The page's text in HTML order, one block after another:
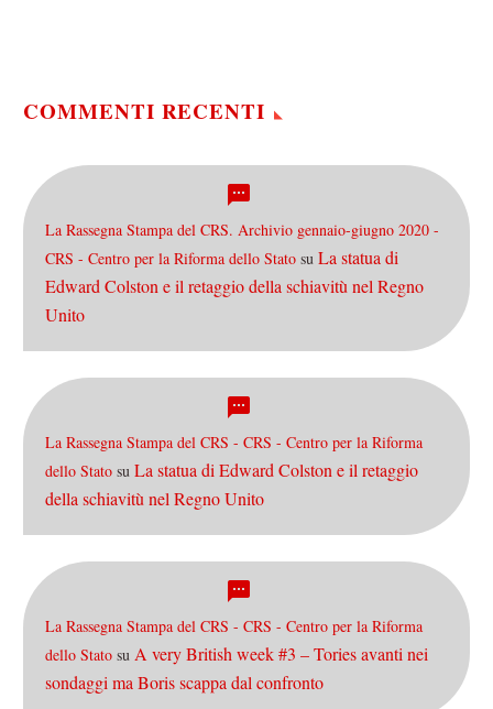
COMMENTI RECENTI
La Rassegna Stampa del CRS. Archivio gennaio-giugno 2020 -
CRS - Centro per la Riforma dello Stato su La statua di
Edward Colston e il retaggio della schiavitù nel Regno
Unito
La Rassegna Stampa del CRS - CRS - Centro per la Riforma
dello Stato su La statua di Edward Colston e il retaggio
della schiavitù nel Regno Unito
La Rassegna Stampa del CRS - CRS - Centro per la Riforma
dello Stato su A very British week #3 – Tories avanti nei
sondaggi ma Boris scappa dal confronto